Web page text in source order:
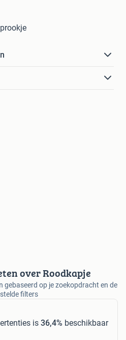
over Roodkapje
gebaseerd op je zoekopdracht en de
filters
is 36,4% beschikbaar